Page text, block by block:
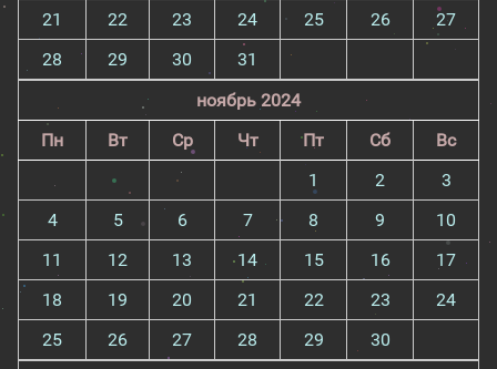
21
22 23 24 25 26
27
28
29 30
31
ноябрь 2024
Пн
Вт Ср Чт Пт Сб
Вс
1
2
3
4
5 6 7 8 9
10
11
12 13 14 15 16
17
18
19 20 21 22 23
24
25
26 27 28 29
30